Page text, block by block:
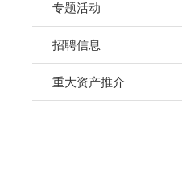
专题活动
招聘信息
重大资产推介